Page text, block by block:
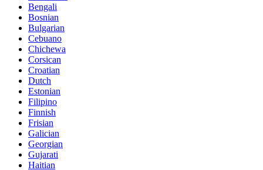
Bengali
Bosnian
Bulgarian
Cebuano
Chichewa
Corsican
Croatian
Dutch
Estonian
Filipino
Finnish
Frisian
Galician
Georgian
Gujarati
Haitian